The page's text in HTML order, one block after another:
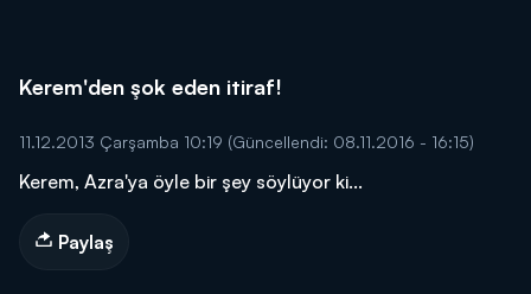
Kerem'den şok eden itiraf!
11.12.2013 Çarşamba 10:19 (Güncellendi: 08.11.2016 - 16:15)
Kerem, Azra'ya öyle bir şey söylüyor ki...
Paylaş